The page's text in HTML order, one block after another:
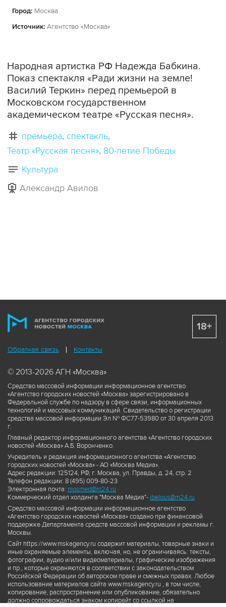
Город: Москва
Источник: Агентство «Москва»
Народная артистка РФ Надежда Бабкина.
Показ спектакля «Ради жизни на земле!
Василий Теркин» перед премьерой в
Московском государственном
академическом театре «Русская песня».
премьера спектакль
Театр «Русская песня» 80-летие Победы
Культура
Александр Авилов
Обратная связь Контакты
© 2013-2026 АГН «Москва»
Средство массовой информации информационное агентство
«Агентство городских новостей «Москва» зарегистрировано в
Федеральной службе по надзору в сфере связи, информационных
технологий и массовых коммуникаций. Свидетельство о регистрации
средства массовой информации Эл № ФС77-53980 от 30 апреля 2013
г.
Главный редактор информационного агентства «Агентство городских
новостей «Москва» А.Б. Воронченко.
Учредитель и редакция информационного агентства «Агентство
городских новостей «Москва» - АО «Москва Медиа».
Адрес редакции: 125124, РФ, г. Москва, ул. Правды, д. 24, стр. 2
Телефон редакции: 8 (495) 009-80-23
Электронная почта: mosmed@m24.ru
Коммерческий отдел холдинга "Москва Медиа"- ibelous@m24.ru
Средство массовой информации информационное агентство
«Агентство городских новостей «Москва» создано при финансовой
поддержке Департамента средств массовой информации и рекламы г.
Москвы.
Сайт https://www.mskagency.ru содержит материалы, товарные знаки и
иные охраняемые элементы, включая, но, не ограничиваясь: тексты,
фотографии, аудио и/или видеоматериалы, графические изображения
и пр., которые охраняются в соответствии с законодательством
Российской Федерации об авторском праве и смежных правах. Любое
использование материалов сайта www.mskagency.ru , в том числе,
копирование, распространение или опубликование, обязательно
должно сопровождаться знаком копирайт со ссылкой на
18+